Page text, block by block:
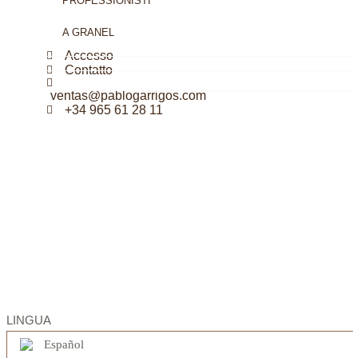
A GRANEL
Accesso
Contatto
ventas@pablogarrigos.com
+34 965 61 28 11
LINGUA
Español